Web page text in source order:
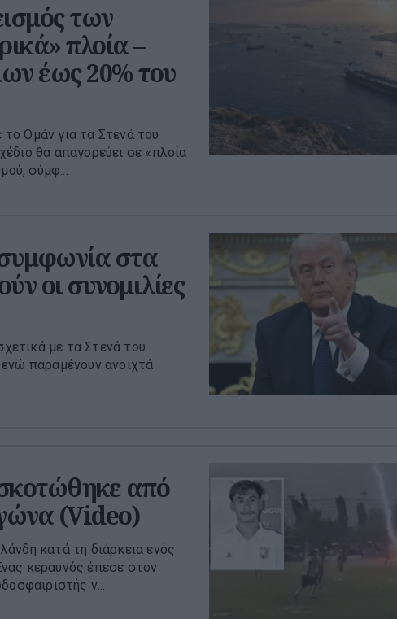
των
πλοία –
έως 20% του
Ομάν για τα Στενά του
θα απαγορεύει σε «πλοία
σύμφ...
στα
οι συνομιλίες
με τα Στενά του
παραμένουν ανοιχτά
από
(Video)
κατά τη διάρκεια ενός
κεραυνός έπεσε στον
ν...